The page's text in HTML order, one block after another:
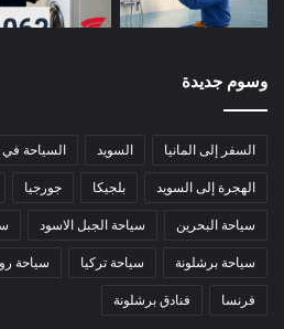
وسوم جديدة
السفر إلى المانيا السويد السياحة في
الهجرة إلى السويد بلجيكا جورجيا
سياحة البحرين سياحة الجبل الاسود
سياحة برشلونة سياحة تركيا سياحة
فرنسا فنادق برشلونة